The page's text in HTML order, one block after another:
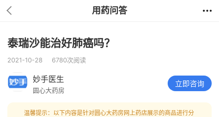
用药问答
泰瑞沙能治好肺癌吗？
2021-10-28 6780次阅读
妙手医生
圆心大药房
立即咨询
温馨提示：以下内容是针对圆心大药房网上药店展示的商品进行分